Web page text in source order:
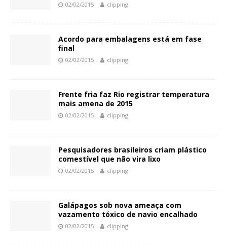
02/02/2015 clipping
Acordo para embalagens está em fase
final
02/02/2015 clipping
Frente fria faz Rio registrar temperatura
mais amena de 2015
02/02/2015 clipping
Pesquisadores brasileiros criam plástico
comestível que não vira lixo
02/02/2015 clipping
Galápagos sob nova ameaça com
vazamento tóxico de navio encalhado
02/02/2015 clipping